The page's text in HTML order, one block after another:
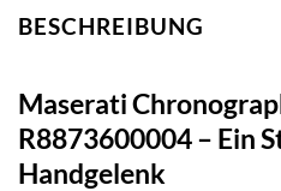
BESCHREIBUNG
Maserati
R8873600004 – Ein
Handgelenk